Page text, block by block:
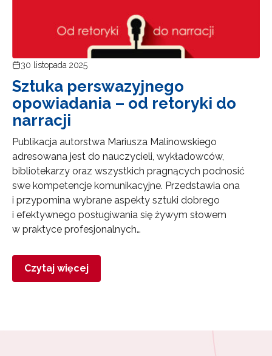
30 listopada 2025
Sztuka perswazyjnego
opowiadania – od retoryki do
narracji
Publikacja autorstwa Mariusza Malinowskiego
adresowana jest do nauczycieli, wykładowców,
bibliotekarzy oraz wszystkich pragnących podnosić
swe kompetencje komunikacyjne. Przedstawia ona
i przypomina wybrane aspekty sztuki dobrego
i efektywnego posługiwania się żywym słowem
w praktyce profesjonalnych…
Czytaj więcej